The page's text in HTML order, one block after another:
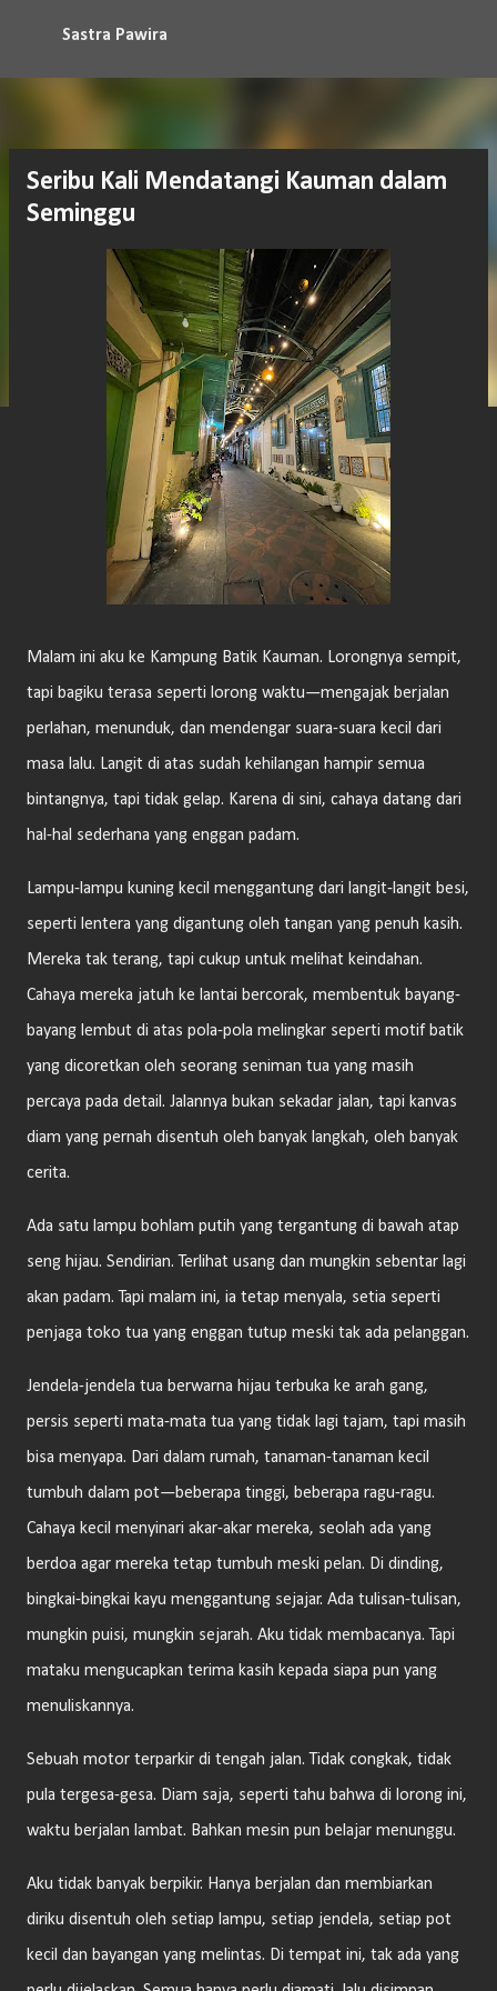
Langsung ke konten utama
Sastra Pawira
Seribu Kali Mendatangi Kauman dalam
Seminggu
Malam ini aku ke Kampung Batik Kauman. Lorongnya sempit,
tapi bagiku terasa seperti lorong waktu—mengajak berjalan
perlahan, menunduk, dan mendengar suara-suara kecil dari
masa lalu. Langit di atas sudah kehilangan hampir semua
bintangnya, tapi tidak gelap. Karena di sini, cahaya datang dari
hal-hal sederhana yang enggan padam.
Lampu-lampu kuning kecil menggantung dari langit-langit besi,
seperti lentera yang digantung oleh tangan yang penuh kasih.
Mereka tak terang, tapi cukup untuk melihat keindahan.
Cahaya mereka jatuh ke lantai bercorak, membentuk bayang-
bayang lembut di atas pola-pola melingkar seperti motif batik
yang dicoretkan oleh seorang seniman tua yang masih
percaya pada detail. Jalannya bukan sekadar jalan, tapi kanvas
diam yang pernah disentuh oleh banyak langkah, oleh banyak
cerita.
Ada satu lampu bohlam putih yang tergantung di bawah atap
seng hijau. Sendirian. Terlihat usang dan mungkin sebentar lagi
akan padam. Tapi malam ini, ia tetap menyala, setia seperti
penjaga toko tua yang enggan tutup meski tak ada pelanggan.
Jendela-jendela tua berwarna hijau terbuka ke arah gang,
persis seperti mata-mata tua yang tidak lagi tajam, tapi masih
bisa menyapa. Dari dalam rumah, tanaman-tanaman kecil
tumbuh dalam pot—beberapa tinggi, beberapa ragu-ragu.
Cahaya kecil menyinari akar-akar mereka, seolah ada yang
berdoa agar mereka tetap tumbuh meski pelan. Di dinding,
bingkai-bingkai kayu menggantung sejajar. Ada tulisan-tulisan,
mungkin puisi, mungkin sejarah. Aku tidak membacanya. Tapi
mataku mengucapkan terima kasih kepada siapa pun yang
menuliskannya.
Sebuah motor terparkir di tengah jalan. Tidak congkak, tidak
pula tergesa-gesa. Diam saja, seperti tahu bahwa di lorong ini,
waktu berjalan lambat. Bahkan mesin pun belajar menunggu.
Aku tidak banyak berpikir. Hanya berjalan dan membiarkan
diriku disentuh oleh setiap lampu, setiap jendela, setiap pot
kecil dan bayangan yang melintas. Di tempat ini, tak ada yang